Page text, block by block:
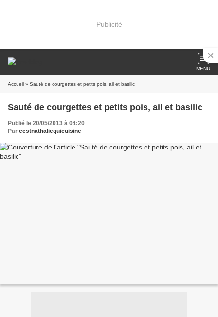
Publicité
MENU
Accueil » Sauté de courgettes et petits pois, ail et basilic
Sauté de courgettes et petits pois, ail et basilic
Publié le 20/05/2013 à 04:20
Par cestnathaliequicuisine